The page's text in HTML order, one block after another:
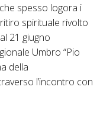
spesso logora i
spirituale rivolto
21 giugno
Umbro “Pio
della
l’incontro con